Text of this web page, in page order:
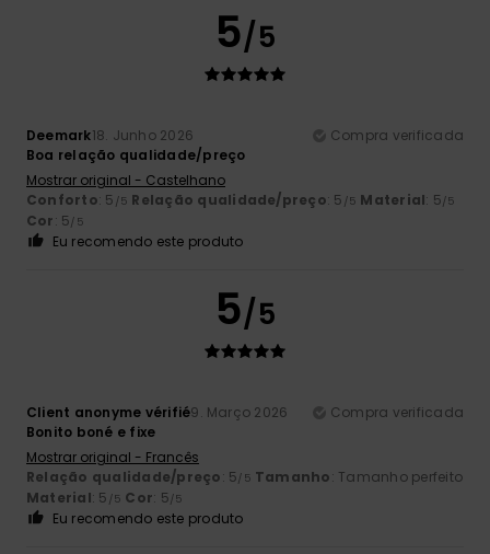
5/5
Deemark18. Junho 2026
Compra verificada
Boa relação qualidade/preço
Mostrar original - Castelhano
Conforto: 5 /5 Relação qualidade/preço: 5 /5 Material: 5/5
Cor: 5/5
Eu recomendo este produto
5/5
Client anonyme vérifié9. Março 2026
Compra verificada
Bonito boné e fixe
Mostrar original - Francês
Relação qualidade/preço: 5/5 Tamanho: Tamanho perfeito
Material: 5 /5 Cor: 5/5
Eu recomendo este produto